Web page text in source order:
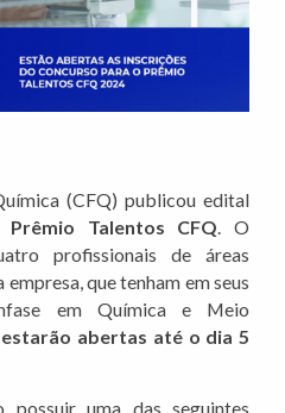
(CFQ) publicou edital
Prêmio Talentos CFQ. O
profissionais de áreas
que tenham em seus
em Química e Meio
abertas até o dia 5
possuir uma das seguintes